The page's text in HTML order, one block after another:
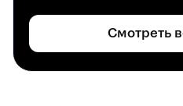
Смотреть